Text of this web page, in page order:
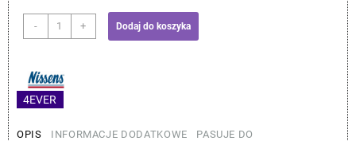
4EVER
-
ilość
BMW
Nissens
64508379885
+ Dodaj do koszyka
OPIS INFORMACJE DODATKOWE PASUJE DO